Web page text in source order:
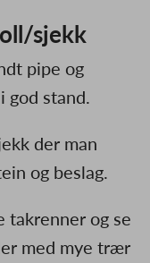
sjekk
pipe og
god stand.
der man
og beslag.
takrenner og se
med mye trær